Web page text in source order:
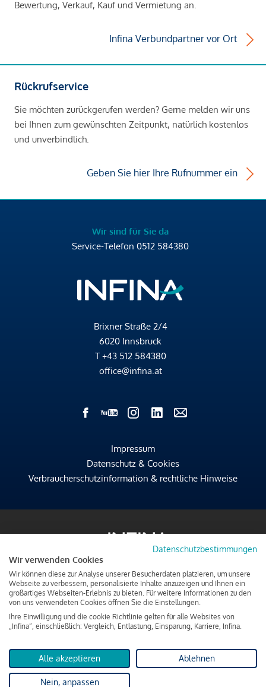
Bewertung, Verkauf, Kauf und Vermietung an.
Infina Verbundpartner vor Ort
Rückrufservice
Sie möchten zurückgerufen werden? Gerne melden wir uns
bei Ihnen zum gewünschten Zeitpunkt, natürlich kostenlos
und unverbindlich.
Geben Sie hier Ihre Rufnummer ein
Wir sind für Sie da
Service-Telefon 0512 584380
Brixner Straße 2/4
6020 Innsbruck
T +43 512 584380
office@infina.at
Impressum
Datenschutz & Cookies
Verbraucherschutzinformation & rechtliche Hinweise
Datenschutzbestimmungen
Wir verwenden Cookies
Wir können diese zur Analyse unserer Besucherdaten platzieren, um unsere
Webseite zu verbessern, personalisierte Inhalte anzuzeigen und Ihnen ein
großartiges Webseiten-Erlebnis zu bieten. Für weitere Informationen zu den
von uns verwendeten Cookies öffnen Sie die Einstellungen.
Ihre Einwilligung und die cookie Richtlinie gelten für alle Websites von
„Infina“, einschließlich: Vergleich, Entlastung, Einsparung, Karriere, Infina.
Alle akzeptieren Ablehnen
Nein, anpassen